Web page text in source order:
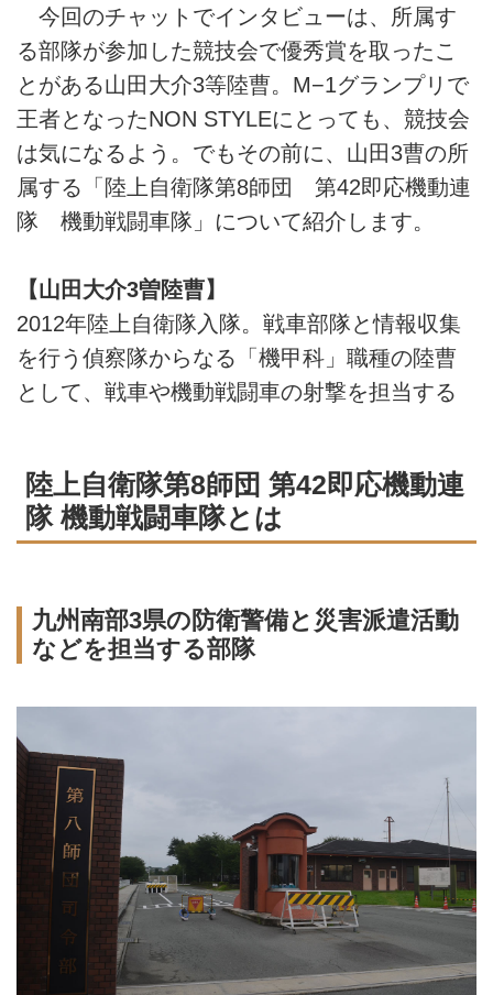
今回のチャットでインタビューは、所属す
る部隊が参加した競技会で優秀賞を取ったこ
とがある山田大介3等陸曹。M−1グランプリで
王者となったNON STYLEにとっても、競技会
は気になるよう。でもその前に、山田3曹の所
属する「陸上自衛隊第8師団 第42即応機動連
隊 機動戦闘車隊」について紹介します。
【山田大介3曽陸曹】
2012年陸上自衛隊入隊。戦車部隊と情報収集
を行う偵察隊からなる「機甲科」職種の陸曹
として、戦車や機動戦闘車の射撃を担当する
陸上自衛隊第8師団 第42即応機動連
隊 機動戦闘車隊とは
九州南部3県の防衛警備と災害派遣活動
などを担当する部隊